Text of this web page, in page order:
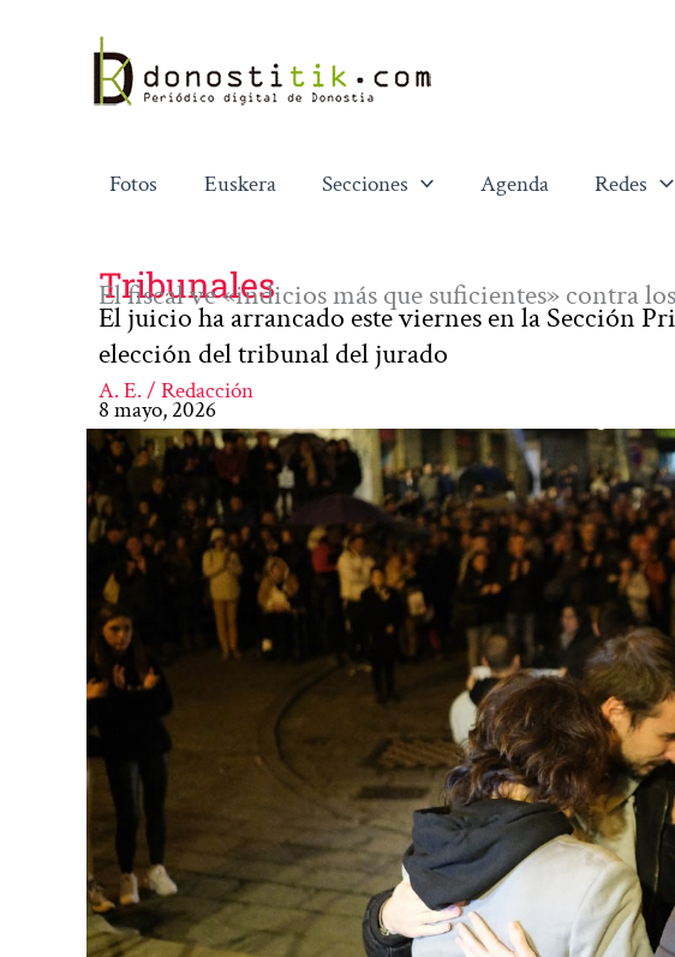
contenido
Fotos Euskera Secciones Agenda Redes
Tribunales
El fiscal ve «indicios más que suficientes» contra
El juicio ha arrancado este viernes en la Sección
elección del tribunal del jurado
A. E. / Redacción
8 mayo, 2026